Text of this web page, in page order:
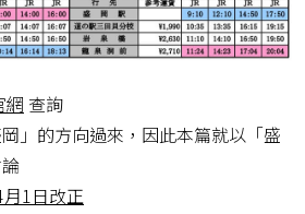
網 查詢
」的方向過來，因此本篇就以「盛
1日改正